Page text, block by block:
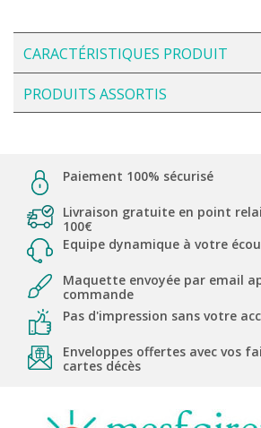
CARACTÉRISTIQUES PRODUIT
PRODUITS ASSORTIS
Paiement 100% sécurisé
Livraison gratuite en point
100€
Equipe dynamique à votre
Maquette envoyée par email
commande
Pas d'impression sans votre
Enveloppes offertes avec vos
cartes décès